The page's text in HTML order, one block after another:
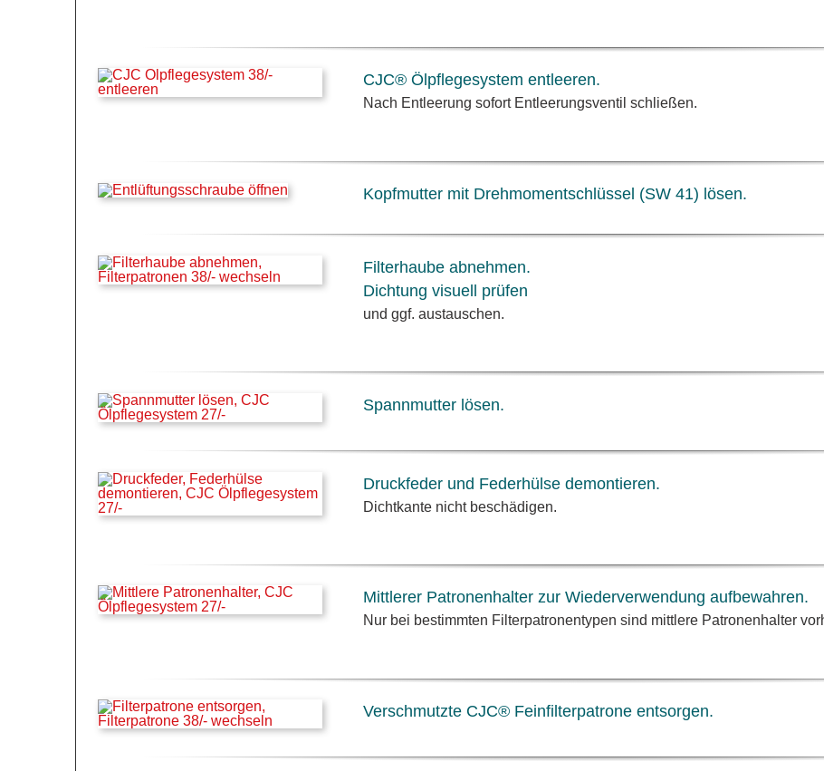
CJC® Ölpflegesystem entleeren.
Nach Entleerung sofort Entleerungsventil schließen.
Kopfmutter mit Drehmomentschlüssel (SW 41) lösen.
Filterhaube abnehmen.
Dichtung visuell prüfen
und ggf. austauschen.
Spannmutter lösen.
Druckfeder und Federhülse demontieren.
Dichtkante nicht beschädigen.
Mittlerer Patronenhalter zur Wiederverwendung aufbewahren.
Nur bei bestimmten Filterpatronentypen sind mittlere Patronenhalter
Verschmutzte CJC® Feinfilterpatrone entsorgen.